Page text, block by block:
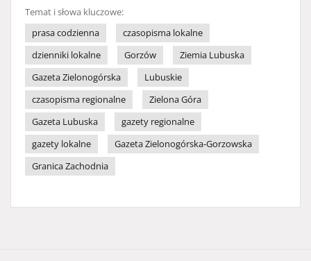
Temat i słowa kluczowe:
prasa codzienna
czasopisma lokalne
dzienniki lokalne
Gorzów
Ziemia Lubuska
Gazeta Zielonogórska
Lubuskie
czasopisma regionalne
Zielona Góra
Gazeta Lubuska
gazety regionalne
gazety lokalne
Gazeta Zielonogórska-Gorzowska
Granica Zachodnia